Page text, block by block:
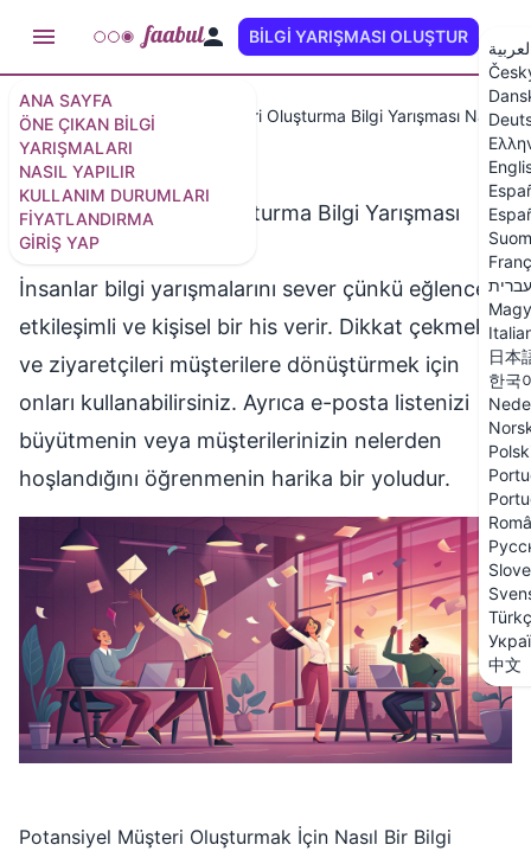
ANA SAYFA
ÖNE ÇIKAN BILGI
YARIŞMALARI
NASIL YAPILIR
KULLANIM DURUMLARI
FIYATLANDIRMA
GIRIŞ YAP
BILGI YARIŞMASI OLUŞTUR
עברית
日本
한국
中文
Özellikler Potansiyel Müşteri Oluşturma Bilgi Yarışması Nasıl
Potansiyel Müşteri Oluşturma Bilgi Yarışması
Nasıl Oluşturulur
İnsanlar bilgi yarışmalarını sever çünkü eğlenceli,
etkileşimli ve kişisel bir his verir. Dikkat çekmek
ve ziyaretçileri müşterilere dönüştürmek için
onları kullanabilirsiniz. Ayrıca e-posta listenizi
büyütmenin veya müşterilerinizin nelerden
hoşlandığını öğrenmenin harika bir yoludur.
Potansiyel Müşteri Oluşturmak İçin Nasıl Bir Bilgi